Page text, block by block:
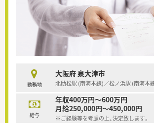
勤務地
大阪府 泉大津市
北助松駅 (南海本線)／松ノ浜駅 (南海本
給与
年収400万円～600万円
月給250,000円～450,000円
※ご経験等を考慮の上、決定致します。